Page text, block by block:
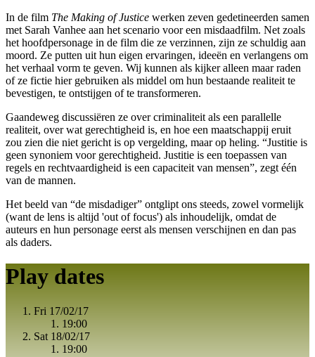
In de film The Making of Justice werken zeven gedetineerden samen
met Sarah Vanhee aan het scenario voor een misdaadfilm. Net zoals
het hoofdpersonage in de film die ze verzinnen, zijn ze schuldig aan
moord. Ze putten uit hun eigen ervaringen, ideeën en verlangens om
het verhaal vorm te geven. Wij kunnen als kijker alleen maar raden
of ze fictie hier gebruiken als middel om hun bestaande realiteit te
bevestigen, te ontstijgen of te transformeren.
Gaandeweg discussiëren ze over criminaliteit als een parallelle
realiteit, over wat gerechtigheid is, en hoe een maatschappij eruit
zou zien die niet gericht is op vergelding, maar op heling. “Justitie is
geen synoniem voor gerechtigheid. Justitie is een toepassen van
regels en rechtvaardigheid is een capaciteit van mensen”, zegt één
van de mannen.
Het beeld van “de misdadiger” ontglipt ons steeds, zowel vormelijk
(want de lens is altijd 'out of focus') als inhoudelijk, omdat de
auteurs en hun personage eerst als mensen verschijnen en dan pas
als daders.
Play dates
Fri 17/02/17
19:00
Sat 18/02/17
19:00